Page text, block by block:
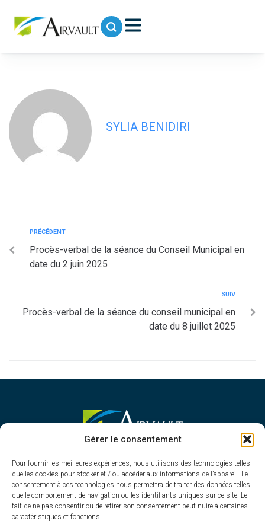
Gérer le consentement
Pour fournir les meilleures expériences, nous utilisons des technologies telles
que les cookies pour stocker et / ou accéder aux informations de l’appareil. Le
consentement à ces technologies nous permettra de traiter des données telles
que le comportement de navigation ou les identifiants uniques sur ce site. Le
fait de ne pas consentir ou de retirer son consentement peut nuire à certaines
caractéristiques et fonctions.
Décision du conseil municipal séance
SYLIA BENIDIRI
PRÉCÉDENT
Procès-verbal de la séance du Conseil Municipal en
date du 2 juin 2025
SUIV
Procès-verbal de la séance du conseil municipal en
date du 8 juillet 2025
MAIRIE D'AIRVAULT
1 Rue Constant Balquet,
79600 Airvault
05 49 64 70 13
Contacter la mairie